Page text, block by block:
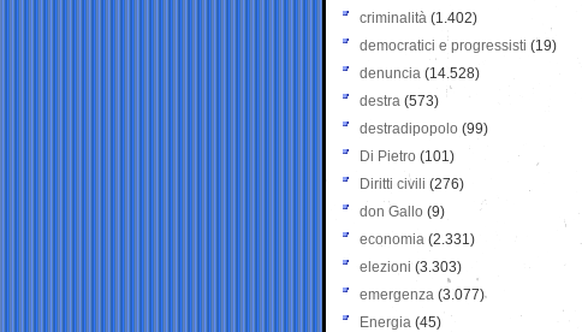
criminalità (1.402)
democratici e progressisti (19)
denuncia (14.528)
destra (573)
destradipopolo (99)
Di Pietro (101)
Diritti civili (276)
don Gallo (9)
economia (2.331)
elezioni (3.303)
emergenza (3.077)
Energia (45)